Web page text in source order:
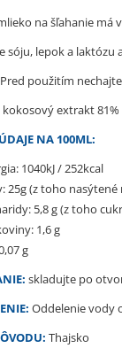
na šľahanie má
sóju, lepok a laktózu
Pred použitím
kokosový extrakt
NA 100ML:
1040kJ / 252kcal
25g (z toho
5,8 g (z toho
1,6 g
g
skladujte po
Oddelenie vody
ÔVODU: Thajsko